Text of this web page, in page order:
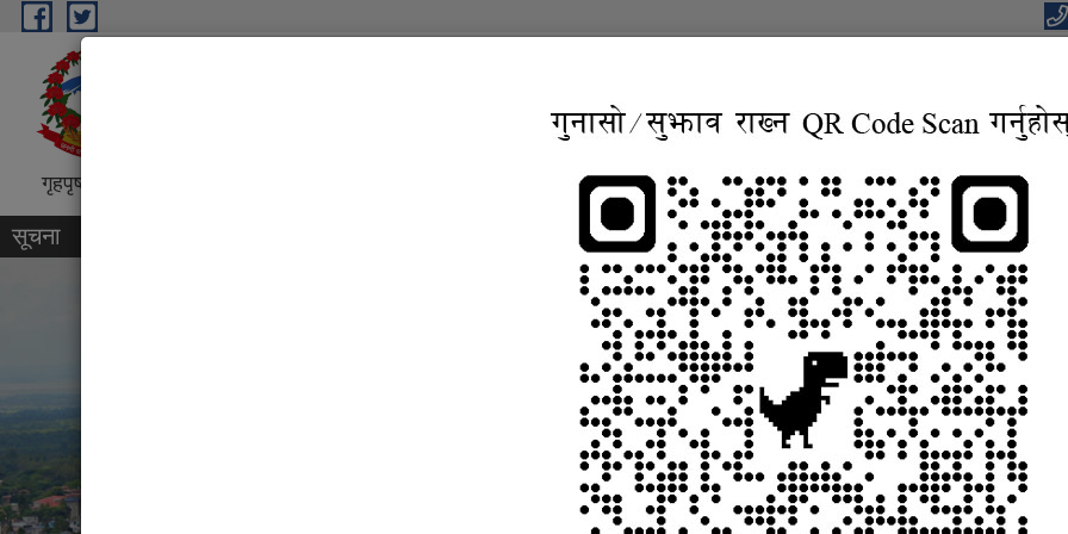
Skip to main content
“शिक्षा, स्वास्थ्य, पर्यटन तथा व्यापारिक पुर्वाधार, बहुसाँस्कृतिक, आवासिय समृद्ध शहर”
गृहपृष्ठ सूचना तथा जानकारी निर्णयहरु कानुन विद्युतिय सुशासन सेवा
सूचना